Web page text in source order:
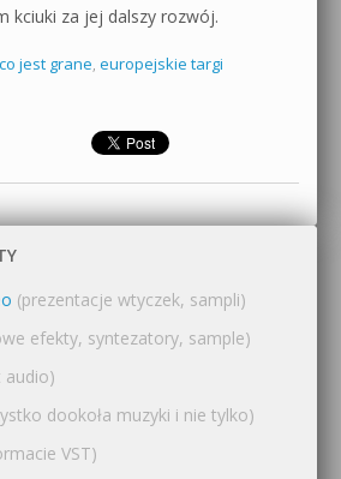
kciuki za jej dalszy rozwój.
co jest grane, europejskie targi
(prezentacje wtyczek, sampli)
efekty, syntezatory, sample)
audio)
dookoła muzyki i nie tylko)
VST)